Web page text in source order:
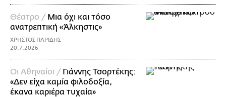
Θέατρο / Μια όχι και τόσο
ανατρεπτική «Άλκηστις»
ΧΡΗΣΤΟΣ ΠΑΡΙΔΗΣ
20.7.2026
Οι Αθηναίοι / Γιάννης Τσορτέκης:
«Δεν είχα καμία φιλοδοξία,
έκανα καριέρα τυχαία»